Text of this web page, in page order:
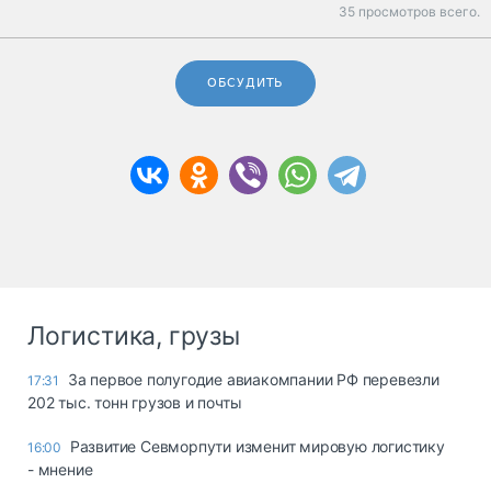
35 просмотров всего.
ОБСУДИТЬ
Логистика, грузы
17:31
За первое полугодие авиакомпании РФ перевезли
202 тыс. тонн грузов и почты
16:00
Развитие Севморпути изменит мировую логистику
- мнение